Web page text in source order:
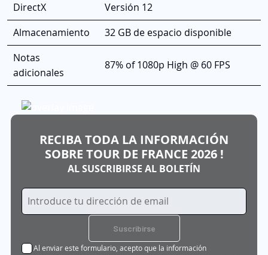
DirectX
Versión 12
Almacenamiento
32 GB de espacio disponible
Notas
adicionales
87% of 1080p High @ 60 FPS
RECIBA TODA LA INFORMACIÓN
SOBRE TOUR DE FRANCE 2026 !
AL SUSCRIBIRSE AL BOLETÍN
Inscríbase
a
Al enviar este formulario, acepto que la información
Suscribirse